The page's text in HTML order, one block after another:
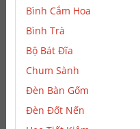
Bình Cắm Hoa
Bình Trà
Bộ Bát Đĩa
Chum Sành
Đèn Bàn Gốm
Đèn Đốt Nến